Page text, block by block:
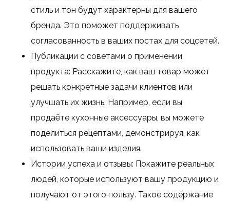
стиль и тон будут характерны для вашего
бренда. Это поможет поддерживать
согласованность в ваших постах для соцсетей.
Публикации с советами о применении
продукта: Расскажите, как ваш товар может
решать конкретные задачи клиентов или
улучшать их жизнь. Например, если вы
продаёте кухонные аксессуары, вы можете
поделиться рецептами, демонстрируя, как
использовать ваши изделия.
Истории успеха и отзывы: Покажите реальных
людей, которые используют вашу продукцию и
получают от этого пользу. Такое содержание